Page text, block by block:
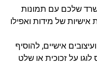
שלכם עם תמונות
של מידות ואפילו
אישיים, להוסיף
על זכוכית או שלט